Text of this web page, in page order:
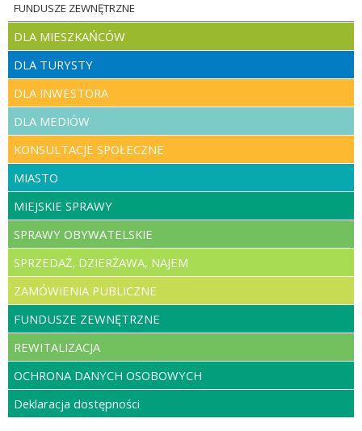
FUNDUSZE ZEWNĘTRZNE
DLA MIESZKAŃCÓW
DLA TURYSTY
DLA INWESTORA
DLA MEDIÓW
KONSULTACJE SPOŁECZNE
MIASTO
MIEJSKIE SPRAWY
SPRAWY OBYWATELSKIE
SPRZEDAŻ, DZIERŻAWA, NAJEM
ZAMÓWIENIA PUBLICZNE
FUNDUSZE ZEWNĘTRZNE
REWITALIZACJA
OCHRONA DANYCH OSOBOWYCH
Deklaracja dostępności